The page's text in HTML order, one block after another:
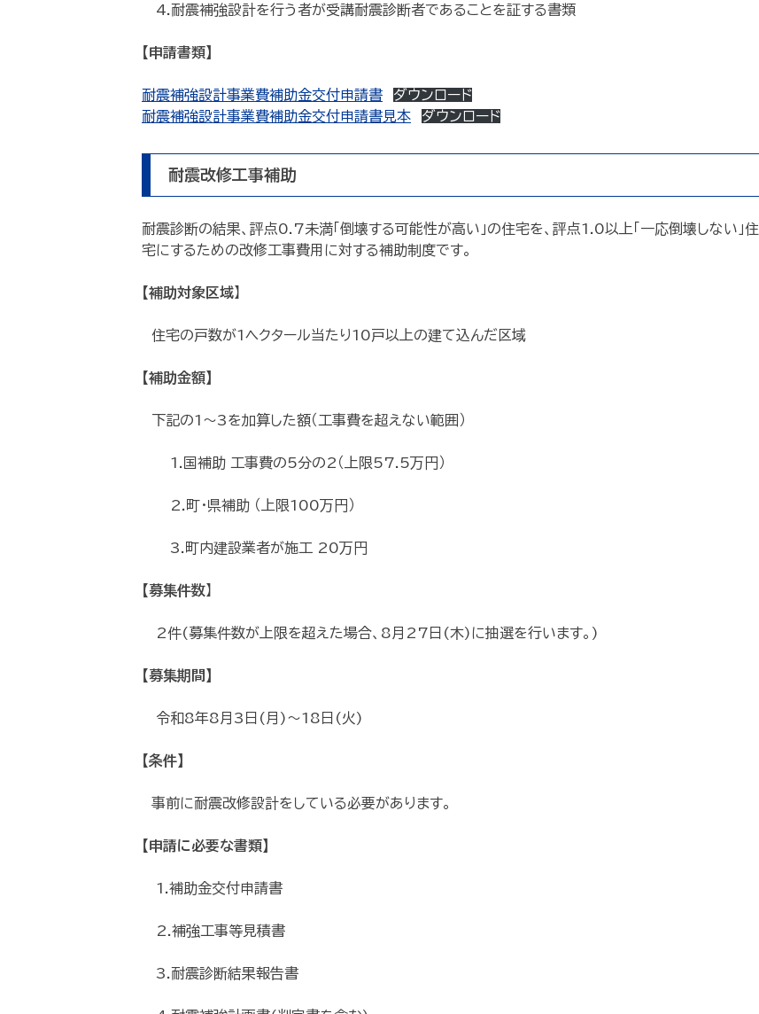
4.耐震補強設計を行う者が受講耐震診断者であることを証する書類
【申請書類】
耐震補強設計事業費補助金交付申請書
ダウンロード
耐震補強設計事業費補助金交付申請書見本
ダウンロード
耐震改修工事補助
耐震診断の結果、評点0.7未満「倒壊する可能性が高い」の住宅を、評点1.0以上「一応倒壊しない」住
宅にするための改修工事費用に対する補助制度です。
【補助対象区域】
住宅の戸数が1ヘクタール当たり10戸以上の建て込んだ区域
【補助金額】
下記の1～3を加算した額（工事費を超えない範囲）
1.国補助 工事費の5分の2（上限57.5万円）
2.町・県補助 （上限100万円）
3.町内建設業者が施工 20万円
【募集件数】
2件(募集件数が上限を超えた場合、8月27日(木)に抽選を行います。)
【募集期間】
令和8年8月3日(月)～18日(火)
【条件】
事前に耐震改修設計をしている必要があります。
【申請に必要な書類】
1.補助金交付申請書
2.補強工事等見積書
3.耐震診断結果報告書